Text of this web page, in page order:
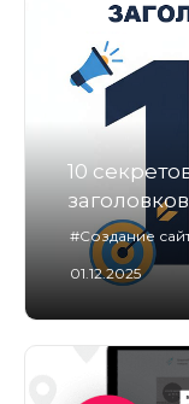
10
заголовков
#Создание
01.12.2025